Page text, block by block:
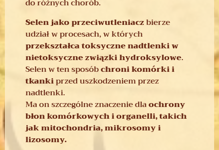
do różnych chorób.
Selen jako przeciwutleniaczbierze
udział w procesach, w których
przekształca toksyczne nadtlenki w
nietoksyczne związki hydroksylowe.
Selen w ten sposóbchroni komórki i
tkankiprzed uszkodzeniem przez
nadtlenki.
Ma on szczególne znaczenie dlaochrony
błon komórkowych i organelli, takich
jak mitochondria, mikrosomy i
lizosomy.